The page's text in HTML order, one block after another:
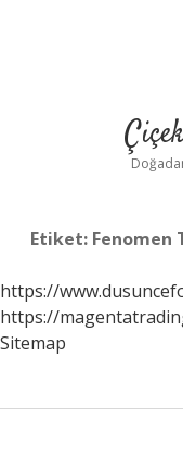
Etiket: Fenomen
https://
https://
Sitemap